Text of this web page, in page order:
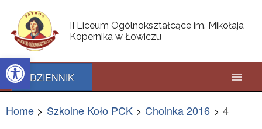
Open toolbar
content
II Liceum Ogólnokształcące im. Mikołaja
Kopernika w Łowiczu
DZIENNIK
Home Szkolne Koło PCK Choinka 2016 4
navigation